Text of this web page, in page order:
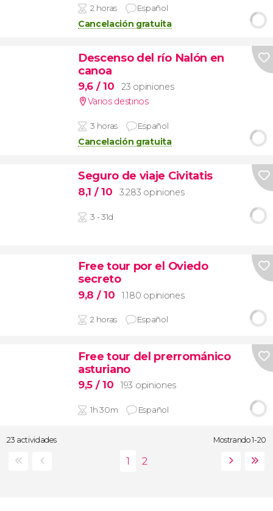
2 horas Español
Cancelación gratuita
Descenso del río Nalón en
canoa
9,6 / 10
23 opiniones
Varios destinos
3 horas Español
Cancelación gratuita
Seguro de viaje Civitatis
8,1 / 10 3.283 opiniones
3 - 31d
Free tour por el Oviedo
secreto
9,8 / 10 1.180 opiniones
2 horas Español
Free tour del prerrománico
asturiano
9,5 / 10 193 opiniones
1h 30m Español
23 actividades Mostrando 1-20